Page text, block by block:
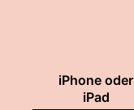
iPhone oder
iPad